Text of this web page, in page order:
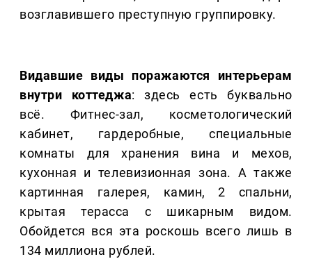
возглавившего преступную группировку.
Видавшие виды поражаются интерьерам
внутри коттеджа: здесь есть буквально
всё. Фитнес-зал, косметологический
кабинет, гардеробные, специальные
комнаты для хранения вина и мехов,
кухонная и телевизионная зона. А также
картинная галерея, камин, 2 спальни,
крытая терасса с шикарным видом.
Обойдется вся эта роскошь всего лишь в
134 миллиона рублей.